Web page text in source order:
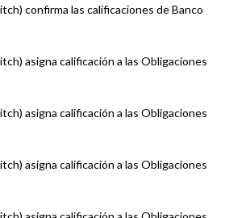
confirma las calificaciones de Banco
asigna calificación a las Obligaciones
asigna calificación a las Obligaciones
asigna calificación a las Obligaciones